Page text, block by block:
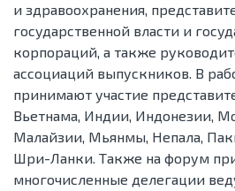
и здравоохранения,
государственной власти и
корпораций, а также
ассоциаций выпускников. В
принимают участие
Вьетнама, Индии, Индонезии,
Малайзии, Мьянмы, Непала,
Шри-Ланки. Также на форум
многочисленные делегации